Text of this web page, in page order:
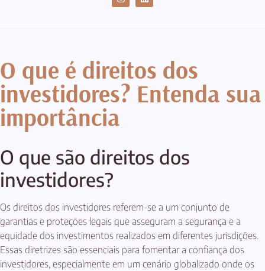
O que é direitos dos
investidores? Entenda sua
importância
O que são direitos dos
investidores?
Os direitos dos investidores referem-se a um conjunto de
garantias e proteções legais que asseguram a segurança e a
equidade dos investimentos realizados em diferentes jurisdições.
Essas diretrizes são essenciais para fomentar a confiança dos
investidores, especialmente em um cenário globalizado onde os